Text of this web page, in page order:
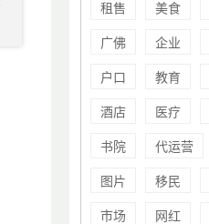
租售 美食
广佛 企业
户口 教育
酒店 医疗
书院 代运营
图片 移民
市场 网红